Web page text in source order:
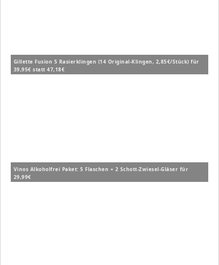
Gillette Fusion 5 Rasierklingen (14 Original-Klingen, 2,85€/Stück) für
39,95€ statt 47,18€
Vinos Alkoholfrei Paket: 5 Flaschen + 2 Schott-Zwiesel-Gläser für
29,99€